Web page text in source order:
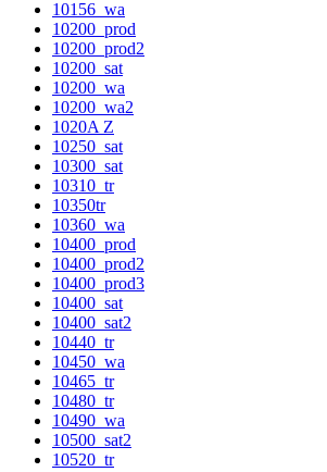
10156_wa
10200_prod
10200_prod2
10200_sat
10200_wa
10200_wa2
1020A Z
10250_sat
10300_sat
10310_tr
10350tr
10360_wa
10400_prod
10400_prod2
10400_prod3
10400_sat
10400_sat2
10440_tr
10450_wa
10465_tr
10480_tr
10490_wa
10500_sat2
10520_tr